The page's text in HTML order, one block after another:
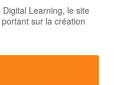
Digital Learning, le site
sur la création